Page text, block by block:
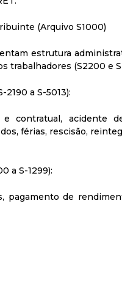
(Arquivo S1000)
estrutura
trabalhadores (S2200 e
a S-5013):
e contratual, acidente
férias, rescisão,
a S-1299):
pagamento de